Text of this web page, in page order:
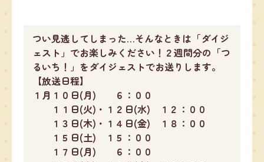
つい見逃してしまった…そんなときは「ダイジ
ェスト」でお楽しみください！２週間分の「つ
るいち！」をダイジェストでお送りします。
【放送日程】
１月１０日(月) ６：００
１１日(火)・１２日(水) １２：００
１３日(木)・１４日(金) １８：００
１５日(土) １５：００
１７日(月) ６：００